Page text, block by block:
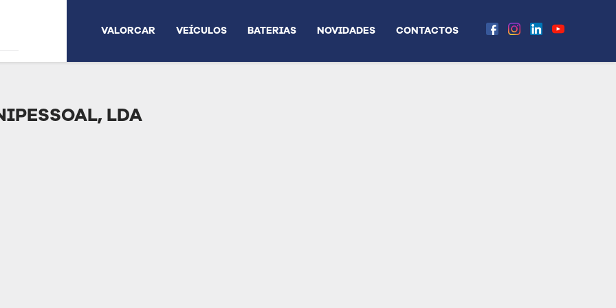
VALORCAR VEÍCULOS BATERIAS NOVIDADES CONTACTOS
LDA